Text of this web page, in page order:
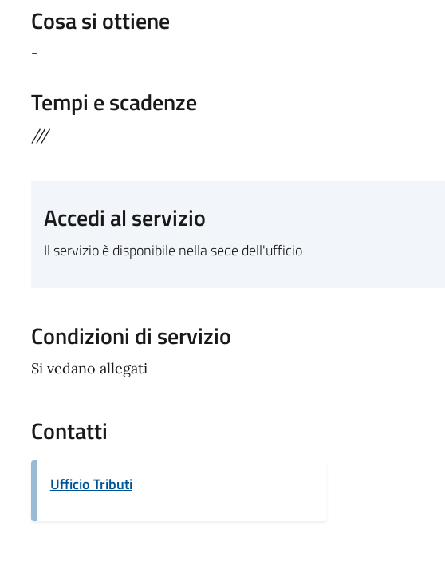
Cosa si ottiene
-
Tempi e scadenze
///
Accedi al servizio
Il servizio è disponibile nella sede dell'ufficio
Condizioni di servizio
Si vedano allegati
Contatti
Ufficio Tributi